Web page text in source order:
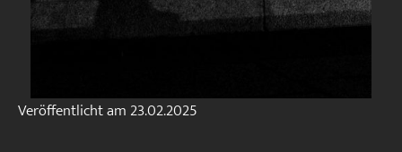
Veröffentlicht am23.02.2025